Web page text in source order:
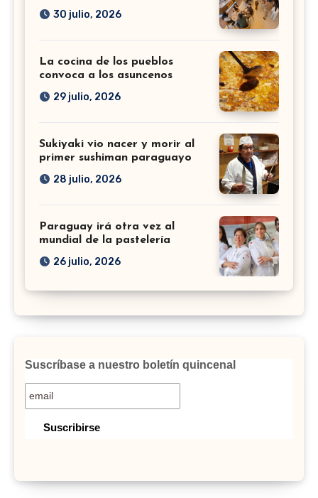
30 julio, 2026
La cocina de los pueblos
convoca a los asuncenos
29 julio, 2026
Sukiyaki vio nacer y morir al
primer sushiman paraguayo
28 julio, 2026
Paraguay irá otra vez al
mundial de la pastelería
26 julio, 2026
Suscríbase a nuestro boletín quincenal